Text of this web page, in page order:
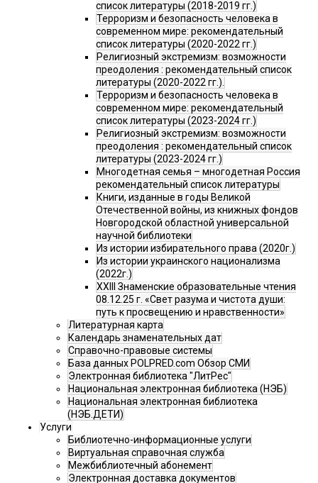
список литературы (2018-2019 гг.)
Терроризм и безопасность человека в
современном мире: рекомендательный
список литературы (2020-2022 гг.)
Религиозный экстремизм: возможности
преодоления : рекомендательный список
литературы (2020-2022 гг.).
Терроризм и безопасность человека в
современном мире: рекомендательный
список литературы (2023-2024 гг.)
Религиозный экстремизм: возможности
преодоления : рекомендательный список
литературы (2023-2024 гг.)
Многодетная семья – многодетная Россия
рекомендательный список литературы
Книги, изданные в годы Великой
Отечественной войны, из книжных фондов
Новгородской областной универсальной
научной библиотеки
Из истории избирательного права (2020г.)
Из истории украинского национализма
(2022г.)
XXIII Знаменские образовательные чтения
08.12.25 г. «Свет разума и чистота души:
путь к просвещению и нравственности»
Литературная карта
Календарь знаменательных дат
Справочно-правовые системы
База данных POLPRED.com Обзор СМИ
Электронная библиотека "ЛитРес"
Национальная электронная библиотека (НЭБ)
Национальная электронная библиотека
(НЭБ.ДЕТИ)
Услуги
Библиотечно-информационные услуги
Виртуальная справочная служба
Межбиблиотечный абонемент
Электронная доставка документов